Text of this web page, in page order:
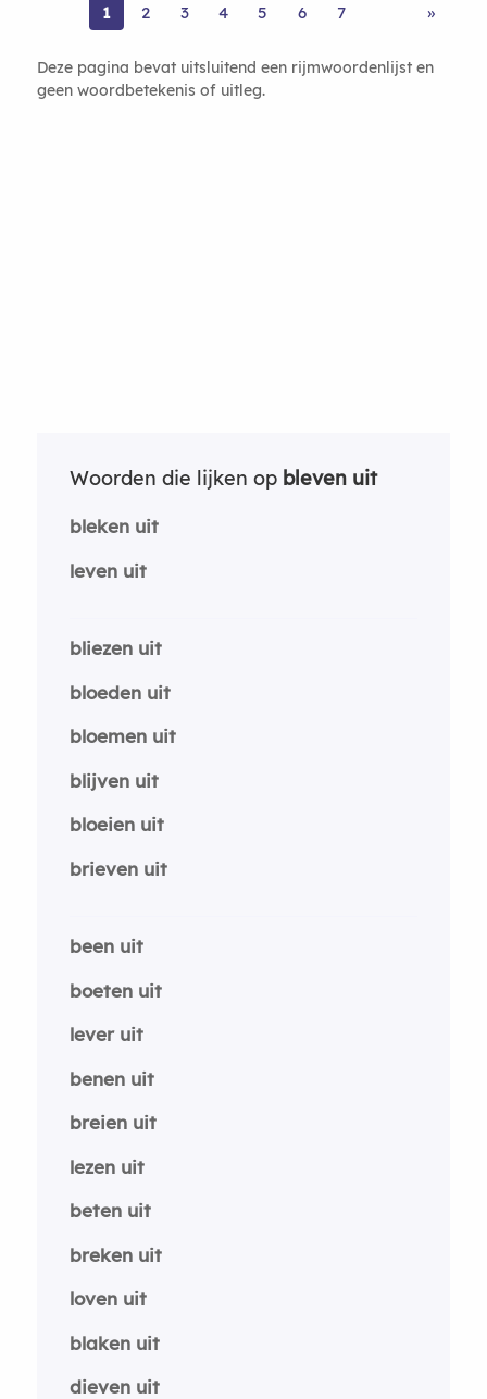
1 2 3 4 5 6 7 »
Deze pagina bevat uitsluitend een rijmwoordenlijst en
geen woordbetekenis of uitleg.
Woorden die lijken op bleven uit
bleken uit
leven uit
bliezen uit
bloeden uit
bloemen uit
blijven uit
bloeien uit
brieven uit
been uit
boeten uit
lever uit
benen uit
breien uit
lezen uit
beten uit
breken uit
loven uit
blaken uit
dieven uit